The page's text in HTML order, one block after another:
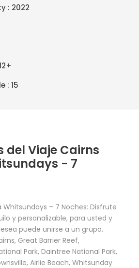
: 2022
: 15
del Viaje Cairns
- 7
Whitsundays – 7 Noches: Disfrute
y personalizable, para usted y
puede unirse a un grupo.
Great Barrier Reef,
Park, Daintree National Park,
Airlie Beach, Whitsunday